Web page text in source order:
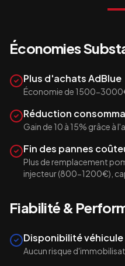
Économies
Plus d'achats AdBlue
Économie de 1500-
Réduction
Gain de 10 à 15% grâce à
Fin des pannes
Plus de remplacement
injecteur (800-1200€),
Fiabilité &
Disponibilité véhicule
Aucun risque